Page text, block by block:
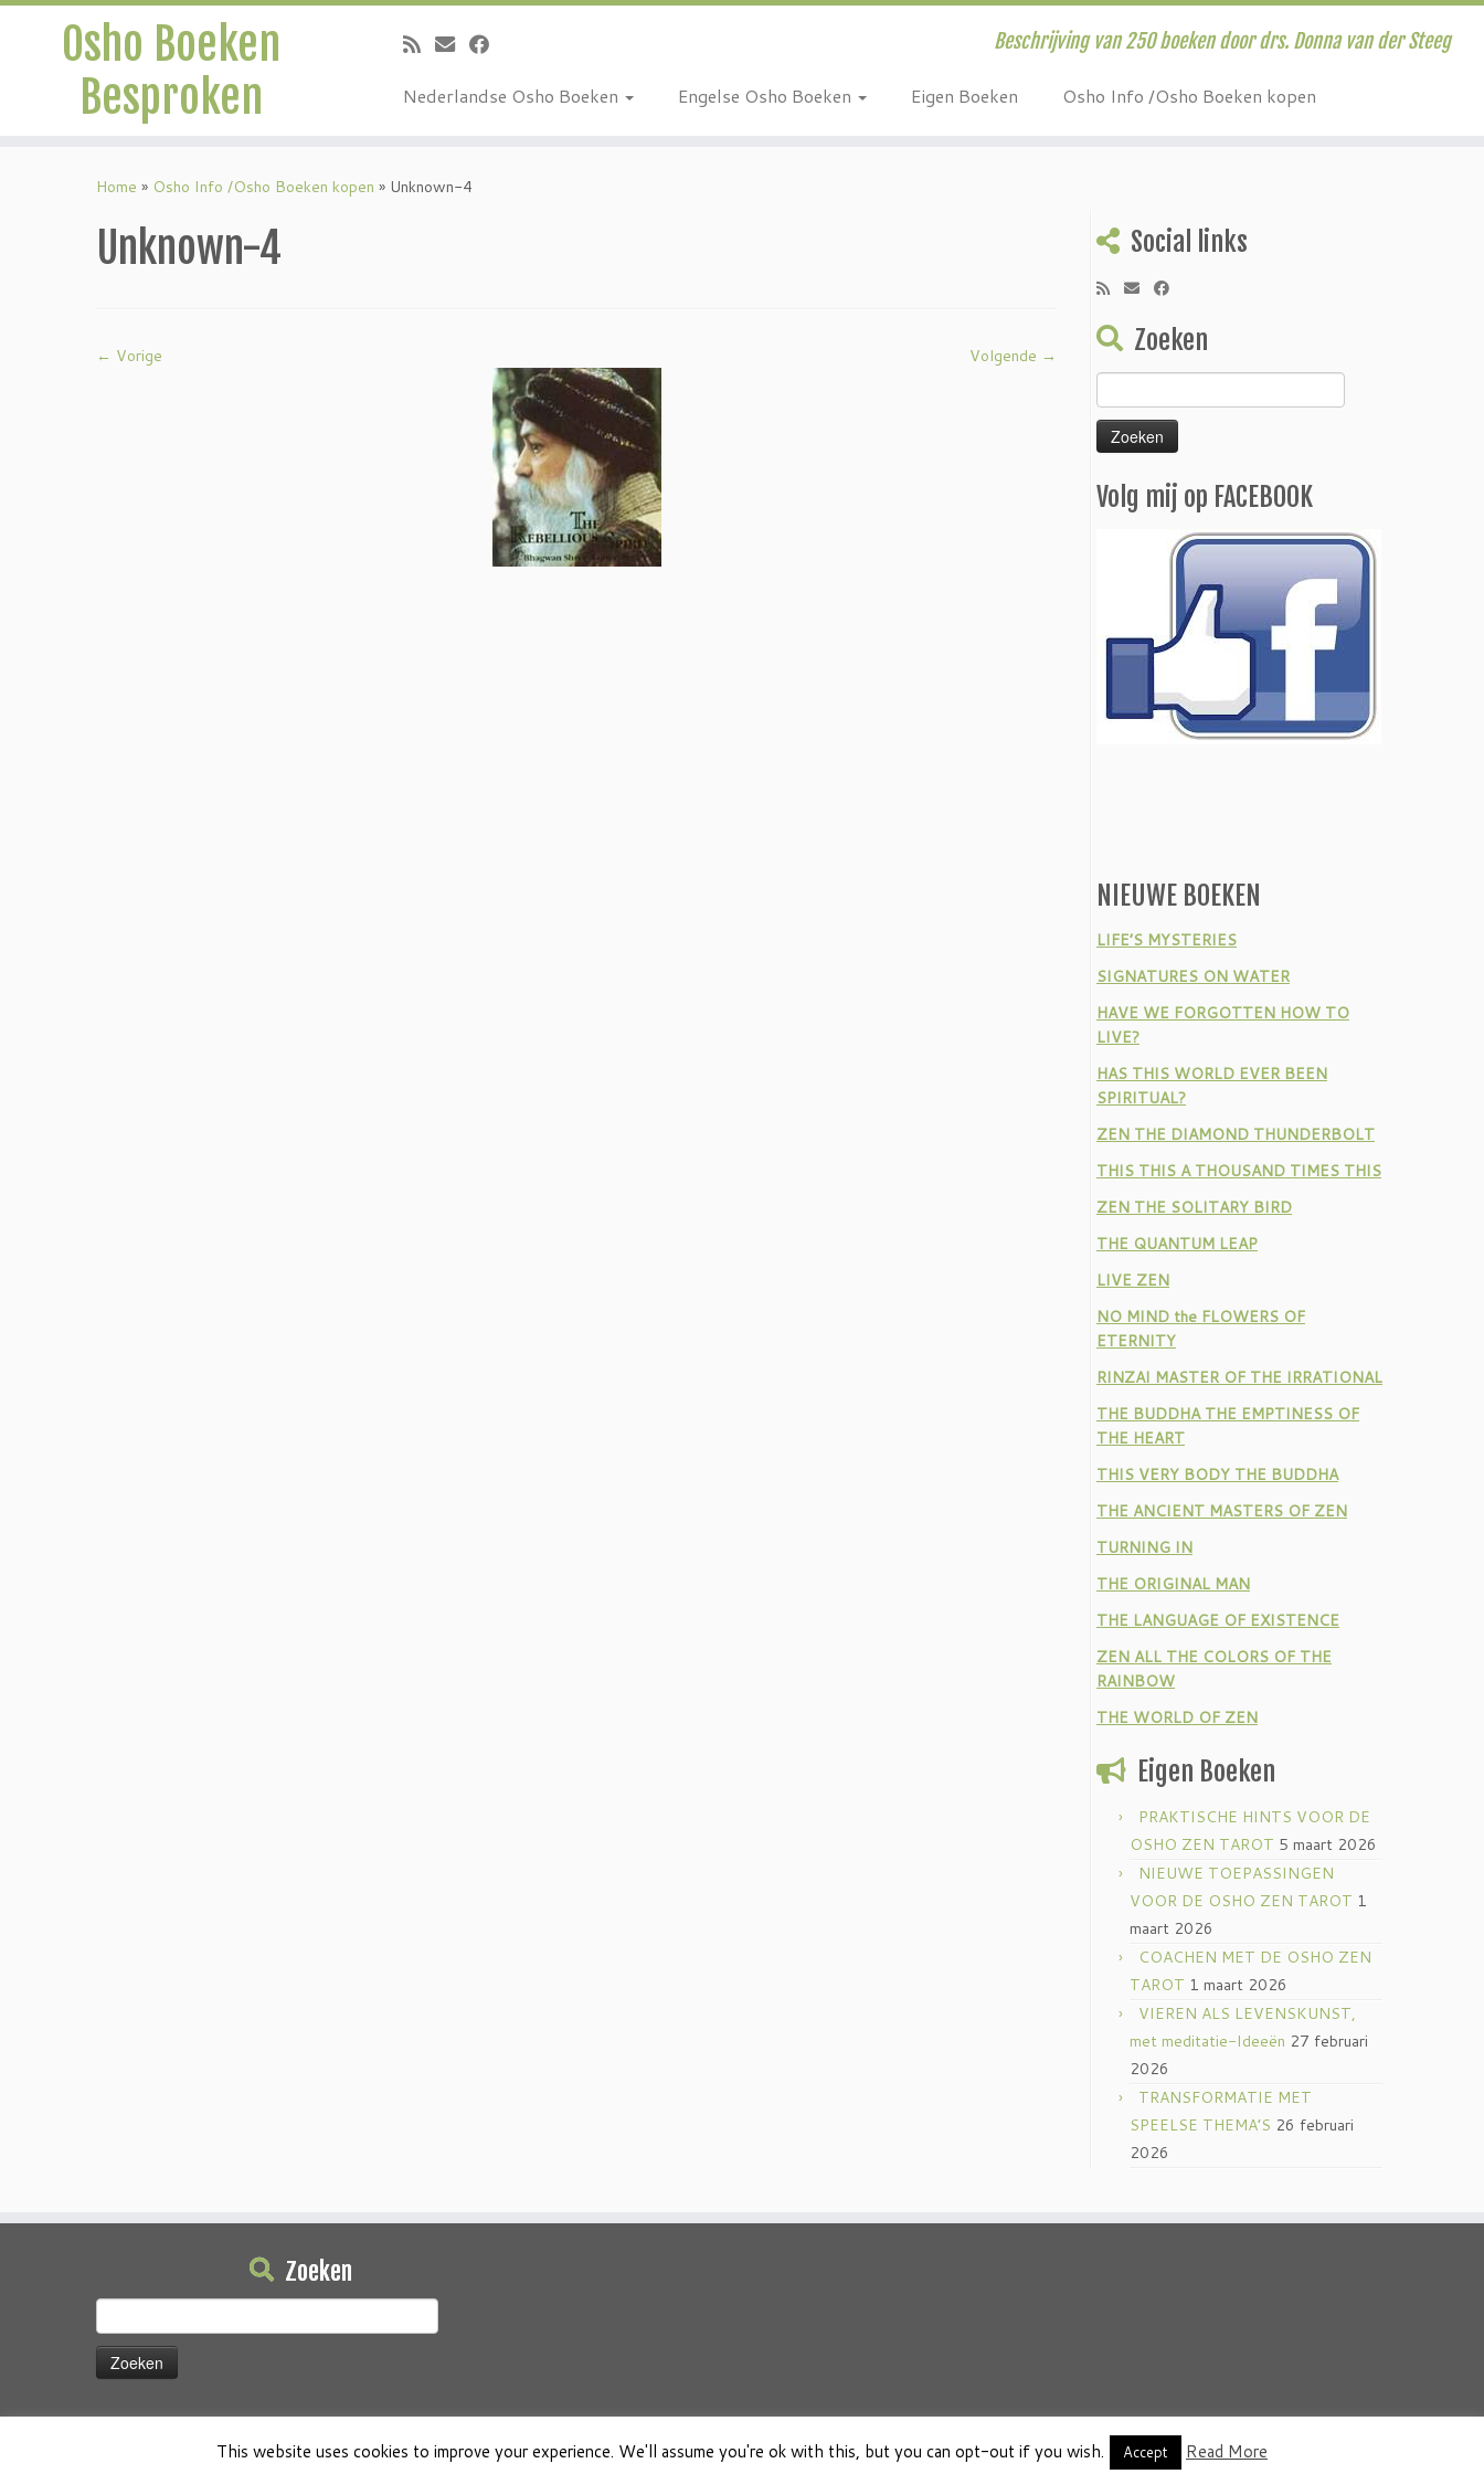
Osho Boeken
Besproken
Beschrijving van 250 boeken door drs. Donna van der Steeg
Nederlandse Osho Boeken Engelse Osho Boeken Eigen Boeken Osho Info /Osho Boeken kopen
Home » Osho Info /Osho Boeken kopen » Unknown-4
Unknown-4
← Vorige Volgende →
Social links
Zoeken
naar:
Volg mij op FACEBOOK
NIEUWE BOEKEN
LIFE’S MYSTERIES
SIGNATURES ON WATER
HAVE WE FORGOTTEN HOW TO
LIVE?
HAS THIS WORLD EVER BEEN
SPIRITUAL?
ZEN THE DIAMOND THUNDERBOLT
THIS THIS A THOUSAND TIMES THIS
ZEN THE SOLITARY BIRD
THE QUANTUM LEAP
LIVE ZEN
NO MIND the FLOWERS OF
ETERNITY
RINZAI MASTER OF THE IRRATIONAL
THE BUDDHA THE EMPTINESS OF
THE HEART
THIS VERY BODY THE BUDDHA
THE ANCIENT MASTERS OF ZEN
TURNING IN
THE ORIGINAL MAN
THE LANGUAGE OF EXISTENCE
ZEN ALL THE COLORS OF THE
RAINBOW
THE WORLD OF ZEN
Eigen Boeken
PRAKTISCHE HINTS VOOR DE
OSHO ZEN TAROT 5 maart 2026
NIEUWE TOEPASSINGEN
VOOR DE OSHO ZEN TAROT 1
maart 2026
COACHEN MET DE OSHO ZEN
TAROT 1 maart 2026
VIEREN ALS LEVENSKUNST,
met meditatie-Ideeën 27 februari
2026
TRANSFORMATIE MET
SPEELSE THEMA’S 26 februari
2026
Zoeken
naar:
·© 2026 Osho Boeken Besproken·Aangeboden door ·Ontworpen met deCustomizr thema ·
This website uses cookies to improve your experience. We'll assume you're ok with this, but you can opt-out if you wish. Accept Read More